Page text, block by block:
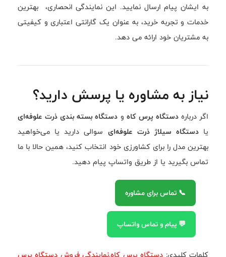
به ایشان پیام ارسال نمایید. این نمایندگی انحصاری، بهترین
خدمات و تجربه خرید، به عنوان یک گارانتی اعتباری و کیفیتی
به مشتریان خود ارائه می دهد.
نیاز به مشاوره یا پرسش دارید؟
اگر دربارهدستگاه پرس کاه و دستگاه بسته بندی ذرت علوفه‌ای
یادستگاه سیلاژ ذرت علوفه‌ای سوالی دارید یا می‌خواهید
بهترین مدل را برای کشاورزی خود انتخاب کنید، همین حالا با ما
تماس بگیرید یا از طریق واتساپ پیام دهید.
📞 تماس برای مشاوره
💬 پیام و تماس واتساپ